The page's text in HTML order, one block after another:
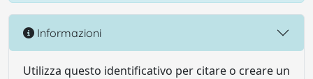
Informazioni
Utilizza questo identificativo per citare o creare un